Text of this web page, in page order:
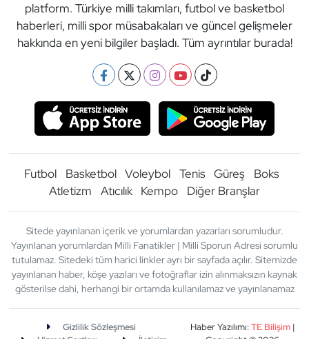
platform. Türkiye milli takımları, futbol ve basketbol
haberleri, milli spor müsabakaları ve güncel gelişmeler
hakkında en yeni bilgiler başladı. Tüm ayrıntılar burada!
Futbol Basketbol Voleybol Tenis Güreş
Boks
Atletizm
Atıcılık Kempo Diğer Branşlar
Sitede yayınlanan içerik ve yorumlardan yazarları sorumludur.
Yayınlanan yorumlardan Milli Fanatikler | Milli Sporun Adresi sorumlu
tutulamaz. Sitedeki tüm harici linkler ayrı bir sayfada açılır. Sitemizde
yayınlanan haber, köşe yazıları ve fotoğraflar izin alınmaksızın kaynak
gösterilse dahi, herhangi bir ortamda kullanılamaz ve yayınlanamaz
Gizlilik Sözleşmesi
Haber Yazılımı:TE Bilişim|